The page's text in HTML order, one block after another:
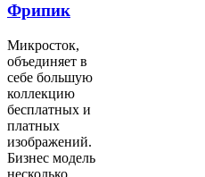
Фрипик
Микросток,
объединяет в
себе большую
коллекцию
бесплатных и
платных
изображений.
Бизнес модель
несколько